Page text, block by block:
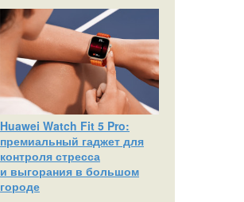
Huawei Watch Fit 5 Pro:
премиальный гаджет для
контроля стресса
и выгорания в большом
городе